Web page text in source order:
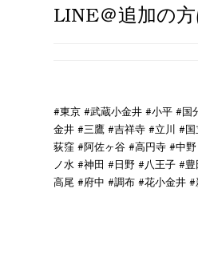
LINE＠追加の方
#東京 #武蔵小金井 #小平 #国
金井 #三鷹 #吉祥寺 #立川 #
荻窪 #阿佐ヶ谷 #高円寺 #中
ノ水 #神田 #日野 #八王子 #
高尾 #府中 #調布 #花小金井